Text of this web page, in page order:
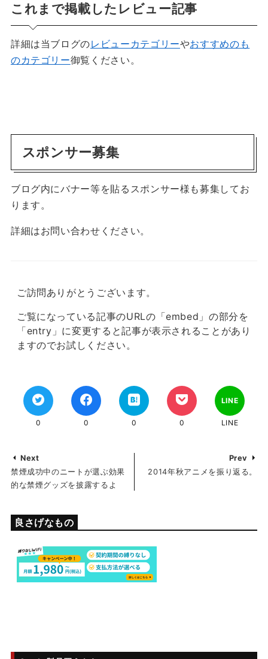
これまで掲載したレビュー記事
詳細は当ブログのレビューカテゴリーやおすすめのも
のカテゴリー御覧ください。
スポンサー募集
ブログ内にバナー等を貼るスポンサー様も募集してお
ります。
詳細はお問い合わせください。
ご訪問ありがとうございます。
ご覧になっている記事のURLの「embed」の部分を
「entry」に変更すると記事が表示されることがあり
ますのでお試しください。
0 0 0 0
LINE
LINE
Next
禁煙成功中のニートが選ぶ効果
的な禁煙グッズを披露するよ
Prev
2014年秋アニメを振り返る。
良さげなもの